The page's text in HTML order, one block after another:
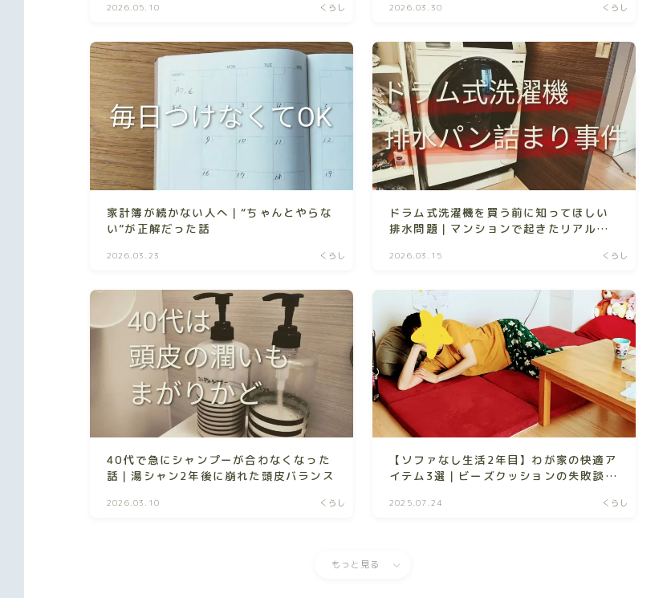
2026.05.10 くらし 2026.03.30 くらし
家計簿が続かない人へ｜“ちゃんとやらな
い”が正解だった話
2026.03.23 くらし
ドラム式洗濯機を買う前に知ってほしい
排水問題｜マンションで起きたリアル体
2026.03.15 くらし
40代で急にシャンプーが合わなくなった
話｜湯シャン2年後に崩れた頭皮バランス
2026.03.10 くらし
【ソファなし生活2年目】わが家の快適ア
イテム3選｜ビーズクッションの失敗談も
2025.07.24 くらし
もっと見る